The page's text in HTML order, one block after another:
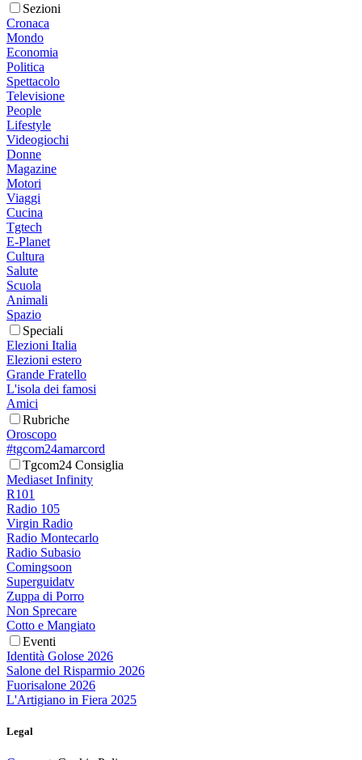
Sezioni
Cronaca
Mondo
Economia
Politica
Spettacolo
Televisione
People
Lifestyle
Videogiochi
Donne
Magazine
Motori
Viaggi
Cucina
Tgtech
E-Planet
Cultura
Salute
Scuola
Animali
Spazio
Speciali
Elezioni Italia
Elezioni estero
Grande Fratello
L'isola dei famosi
Amici
Rubriche
Oroscopo
#tgcom24amarcord
Tgcom24 Consiglia
Mediaset Infinity
R101
Radio 105
Virgin Radio
Radio Montecarlo
Radio Subasio
Comingsoon
Superguidatv
Zuppa di Porro
Non Sprecare
Cotto e Mangiato
Eventi
Identità Golose 2026
Salone del Risparmio 2026
Fuorisalone 2026
L'Artigiano in Fiera 2025
Legal